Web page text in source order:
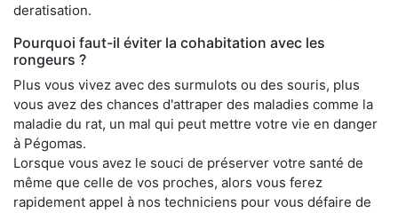
deratisation.
Pourquoi faut-il éviter la cohabitation avec les
rongeurs ?
Plus vous vivez avec des surmulots ou des souris, plus
vous avez des chances d'attraper des maladies comme la
maladie du rat, un mal qui peut mettre votre vie en danger
à Pégomas.
Lorsque vous avez le souci de préserver votre santé de
même que celle de vos proches, alors vous ferez
rapidement appel à nos techniciens pour vous défaire de